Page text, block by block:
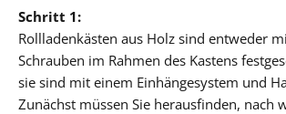
Schritt 1:
Rollladenkästen aus Holz sind entweder
Schrauben im Rahmen des Kastens
sie sind mit einem Einhängesystem und
Zunächst müssen Sie herausfinden, nach